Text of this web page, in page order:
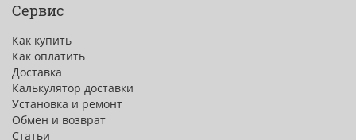
Сервис
Как купить
Как оплатить
Доставка
Калькулятор доставки
Установка и ремонт
Обмен и возврат
Статьи